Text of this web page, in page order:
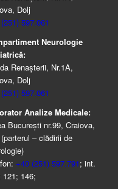
Dolj
597.061
Neurologie
Renaşterii, Nr.1A,
Dolj
597.061
Analize Medicale:
București nr.99, Craiova,
– clădirii de
+40 (251) 597.791; int.
121; 146;